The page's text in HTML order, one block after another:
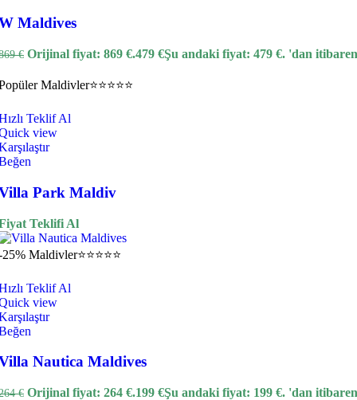
Maldives
€ Orijinal fiyat: 869 €.479 €Şu andaki fiyat: 479 €. 'dan itibaren
Maldivler⭐⭐⭐⭐⭐
Teklif Al
view
Park Maldiv
Teklifi Al
25% Maldivler⭐⭐⭐⭐⭐
Teklif Al
view
Nautica Maldives
€ Orijinal fiyat: 264 €.199 €Şu andaki fiyat: 199 €. 'dan itibaren